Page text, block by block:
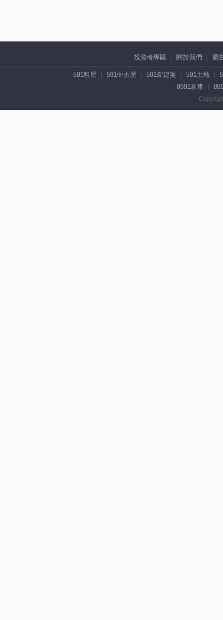
投資者專區 關於我們 廣
591租屋 591中古屋 591新建案 591土地
8891新車